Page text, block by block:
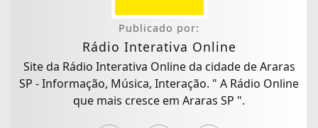
Publicado por:
Rádio Interativa Online
Site da Rádio Interativa Online da cidade de Araras
SP - Informação, Música, Interação. " A Rádio Online
que mais cresce em Araras SP ".